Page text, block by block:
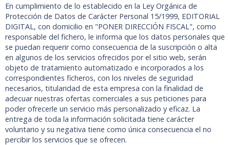
En cumplimiento de lo establecido en la Ley Orgánica de
Protección de Datos de Carácter Personal 15/1999, EDITORIAL
DIGITAL, con domicilio en "PONER DIRECCIÓN FISCAL", como
responsable del fichero, le informa que los datos personales que
se puedan requerir como consecuencia de la suscripción o alta
en algunos de los servicios ofrecidos por el sitio web, serán
objeto de tratamiento automatizado e incorporados a los
correspondientes ficheros, con los niveles de seguridad
necesarios, titularidad de esta empresa con la finalidad de
adecuar nuestras ofertas comerciales a sus peticiones para
poder ofrecerle un servicio más personalizado y eficaz. La
entrega de toda la información solicitada tiene carácter
voluntario y su negativa tiene como única consecuencia el no
percibir los servicios que se ofrecen.